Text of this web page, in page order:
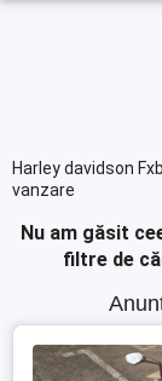
Harley davidson
vanzare
Nu am găsit
filtre de